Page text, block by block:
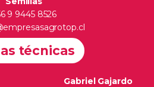
9 9445 8526
técnicas
Gabriel Gajardo